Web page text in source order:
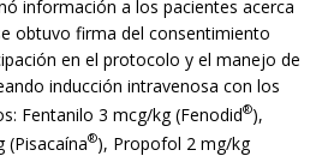
información a los pacientes acerca
obtuvo firma del consentimiento
en el protocolo y el manejo de
inducción intravenosa con los
Fentanilo 3 mcg/kg (Fenodid®),
(Pisacaína®), Propofol 2 mg/kg